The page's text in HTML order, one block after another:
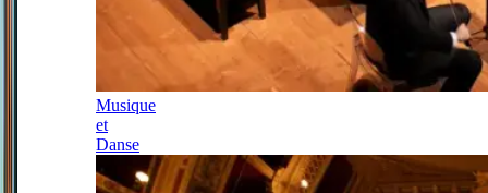
Musique
et
Danse